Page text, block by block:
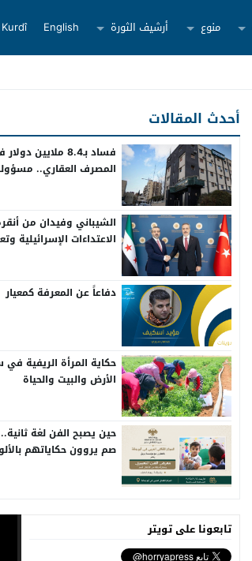
منوع أرشيف الثورة English
Kurdî
أحدث المقالات
فساد بـ8.4 ملايين
المصرف العقاري..
الشيباني وفيدان من
الاعتداءات الإسرائيلية
دفاعاً عن المعرفة كمعيار
حكاية المرأة الريفية في
الأرض والبيت والحياة
حين يصبح الفن لغة
صم يروون حكاياتهم
تابعونا على تويتر